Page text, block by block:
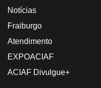
Notícias
Fraiburgo
Atendimento
EXPOACIAF
ACIAF Divulgue+